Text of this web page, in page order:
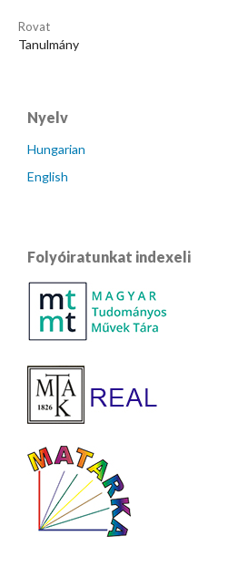
Rovat
Tanulmány
Nyelv
Hungarian
English
Folyóiratunkat indexeli